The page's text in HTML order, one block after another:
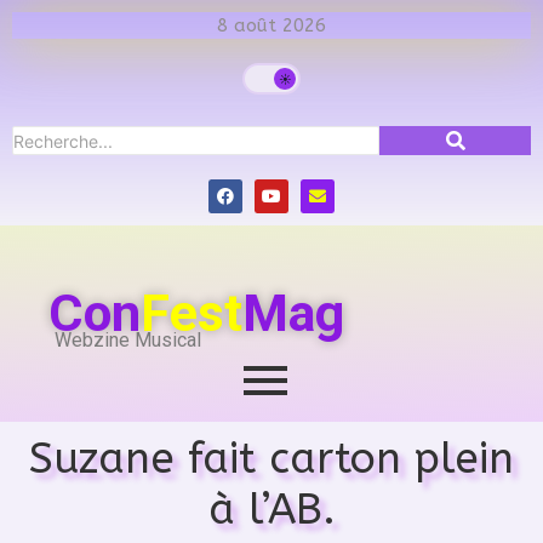
8 août 2026
ConFestMag
Webzine Musical
Suzane fait carton plein
à l’AB.